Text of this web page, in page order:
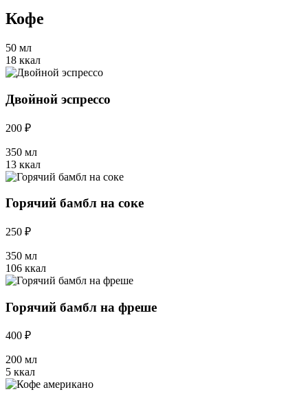
Кофе
50 мл
18 ккал
Двойной эспрессо
200 ₽
350 мл
13 ккал
Горячий бамбл на соке
250 ₽
350 мл
106 ккал
Горячий бамбл на фреше
400 ₽
200 мл
5 ккал